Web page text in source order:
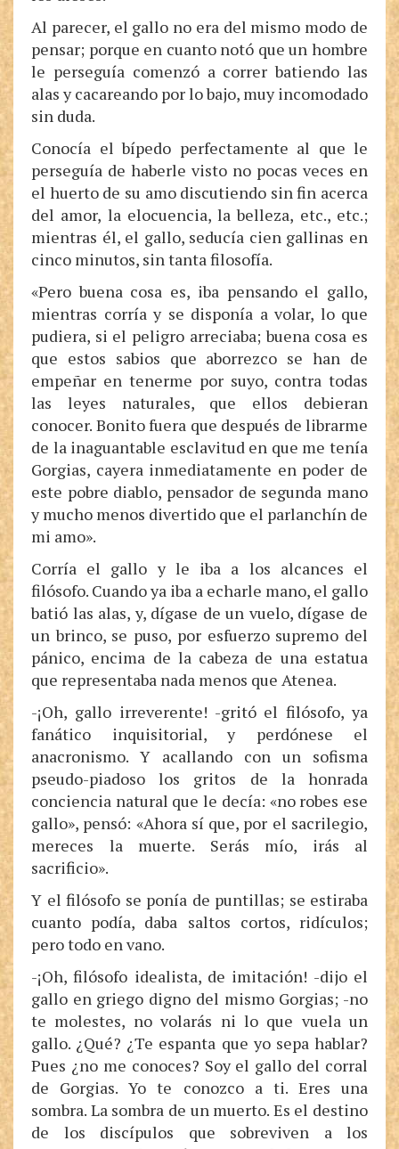
Al parecer, el gallo no era del mismo modo de
pensar; porque en cuanto notó que un hombre
le perseguía comenzó a correr batiendo las
alas y cacareando por lo bajo, muy incomodado
sin duda.
Conocía el bípedo perfectamente al que le
perseguía de haberle visto no pocas veces en
el huerto de su amo discutiendo sin fin acerca
del amor, la elocuencia, la belleza, etc., etc.;
mientras él, el gallo, seducía cien gallinas en
cinco minutos, sin tanta filosofía.
«Pero buena cosa es, iba pensando el gallo,
mientras corría y se disponía a volar, lo que
pudiera, si el peligro arreciaba; buena cosa es
que estos sabios que aborrezco se han de
empeñar en tenerme por suyo, contra todas
las leyes naturales, que ellos debieran
conocer. Bonito fuera que después de librarme
de la inaguantable esclavitud en que me tenía
Gorgias, cayera inmediatamente en poder de
este pobre diablo, pensador de segunda mano
y mucho menos divertido que el parlanchín de
mi amo».
Corría el gallo y le iba a los alcances el
filósofo. Cuando ya iba a echarle mano, el gallo
batió las alas, y, dígase de un vuelo, dígase de
un brinco, se puso, por esfuerzo supremo del
pánico, encima de la cabeza de una estatua
que representaba nada menos que Atenea.
-¡Oh, gallo irreverente! -gritó el filósofo, ya
fanático inquisitorial, y perdónese el
anacronismo. Y acallando con un sofisma
pseudo-piadoso los gritos de la honrada
conciencia natural que le decía: «no robes ese
gallo», pensó: «Ahora sí que, por el sacrilegio,
mereces la muerte. Serás mío, irás al
sacrificio».
Y el filósofo se ponía de puntillas; se estiraba
cuanto podía, daba saltos cortos, ridículos;
pero todo en vano.
-¡Oh, filósofo idealista, de imitación! -dijo el
gallo en griego digno del mismo Gorgias; -no
te molestes, no volarás ni lo que vuela un
gallo. ¿Qué? ¿Te espanta que yo sepa hablar?
Pues ¿no me conoces? Soy el gallo del corral
de Gorgias. Yo te conozco a ti. Eres una
sombra. La sombra de un muerto. Es el destino
de los discípulos que sobreviven a los